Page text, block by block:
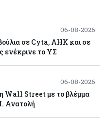
06-08-2026
σε Cyta, AHK και σε
ενέκρινε το ΥΣ
06-08-2026
Wall Street με το βλέμμα
Ανατολή